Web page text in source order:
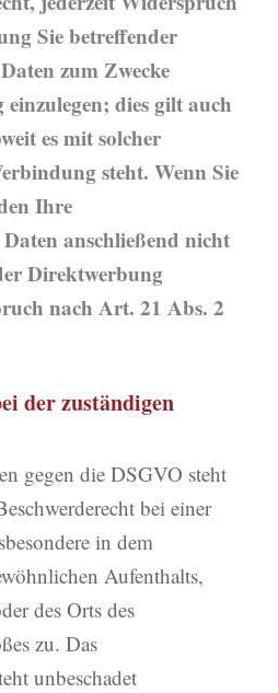
Sie betreffender
zum Zwecke
dies gilt auch
es mit solcher
steht. Wenn Sie
Ihre
anschließend nicht
Direktwerbung
nach Art. 21 Abs. 2
der zuständigen
gegen die DSGVO steht
bei einer
in dem
Aufenthalts,
des Orts des
zu. Das
unbeschadet